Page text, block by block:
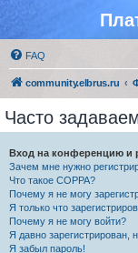
FAQ
community.elbrus.ru
Часто
Вход на конференцию и
Зачем мне нужно
Что такое COPPA?
Почему я не могу
Я только что
Почему я не могу войти?
Я давно зарегистрирован,
Я забыл пароль!